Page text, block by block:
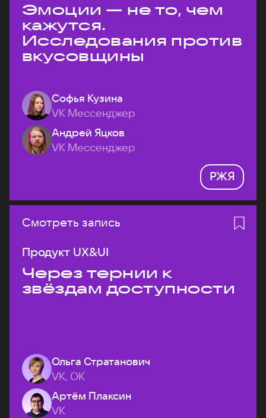
Эмоции — не то, чем
кажутся.
Исследования против
вкусовщины
Софья Кузина
VK Мессенджер
Андрей Яцков
VK Мессенджер
РЖЯ
Смотреть запись
Продукт UX&UI
Через тернии к
звёздам доступности
Ольга Стратанович
VK, ОК
Артём Плаксин
VK